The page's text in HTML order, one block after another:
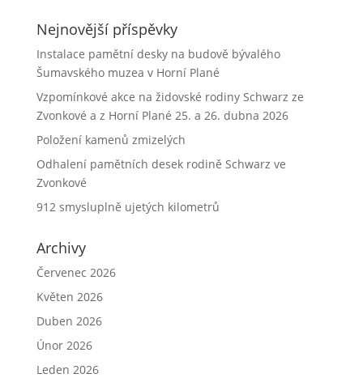
Nejnovější příspěvky
Instalace pamětní desky na budově bývalého
Šumavského muzea v Horní Plané
Vzpomínkové akce na židovské rodiny Schwarz ze
Zvonkové a z Horní Plané 25. a 26. dubna 2026
Položení kamenů zmizelých
Odhalení pamětních desek rodině Schwarz ve
Zvonkové
912 smysluplně ujetých kilometrů
Archivy
Červenec 2026
Květen 2026
Duben 2026
Únor 2026
Leden 2026